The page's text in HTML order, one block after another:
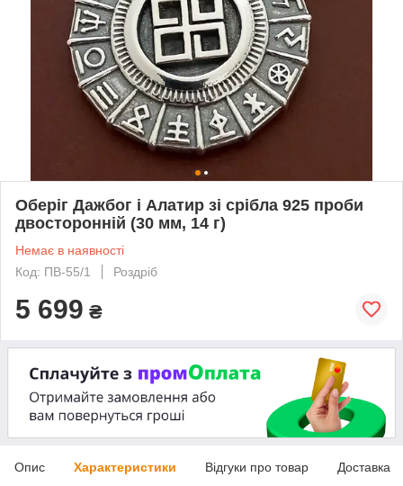
Оберіг Дажбог і Алатир зі срібла 925 проби
двосторонній (30 мм, 14 г)
Немає в наявності
Код: ПВ-55/1
Роздріб
5 699 ₴
Опис Характеристики Відгуки про товар Доставка